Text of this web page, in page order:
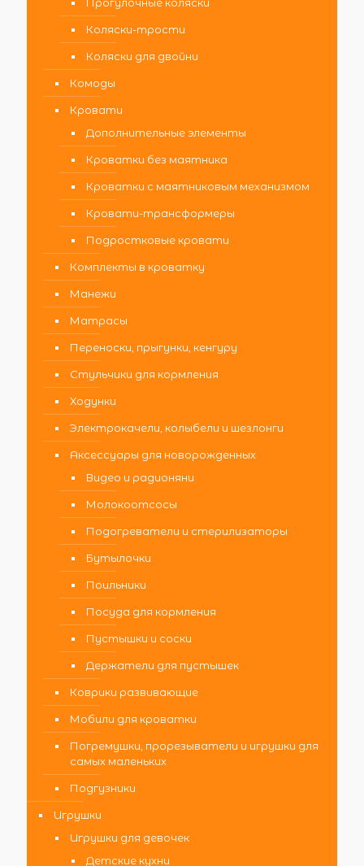
Коляски-трости
Коляски для двойни
Комоды
Кровати
Дополнительные элементы
Кроватки без маятника
Кроватки с маятниковым механизмом
Кровати-трансформеры
Подростковые кровати
Комплекты в кроватку
Манежи
Матрасы
Переноски, прыгунки, кенгуру
Стульчики для кормления
Ходунки
Электрокачели, колыбели и шезлонги
Аксессуары для новорожденных
Видео и радионяни
Молокоотсосы
Подогреватели и стерилизаторы
Бутылочки
Поильники
Посуда для кормления
Пустышки и соски
Держатели для пустышек
Коврики развивающие
Мобили для кроватки
Погремушки, прорезыватели и игрушки для
самых маленьких
Подгузники
Игрушки
Игрушки для девочек
Детские кухни